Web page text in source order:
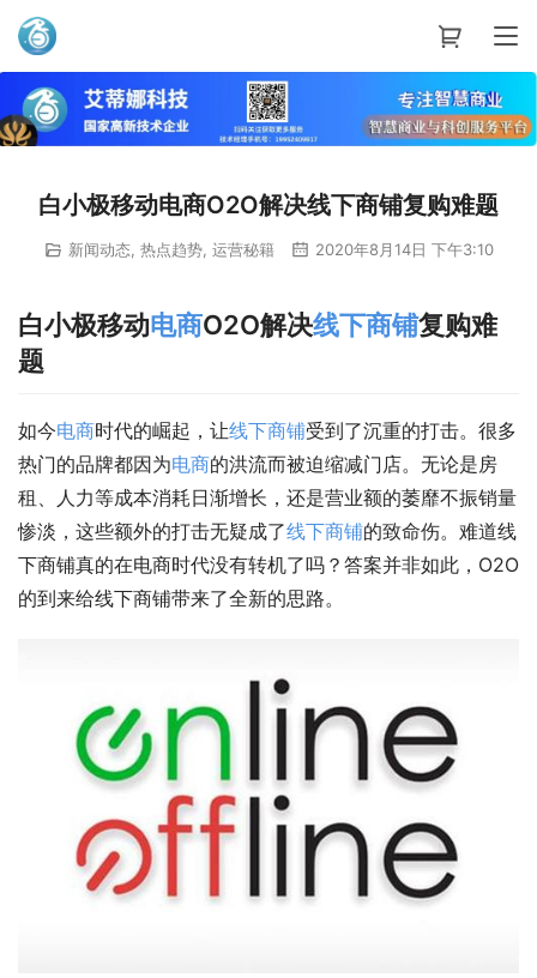
艾蒂娜科技
白小极移动电商O2O解决线下商铺复购难题
新闻动态, 热点趋势, 运营秘籍 2020年8月14日 下午3:10
白小极移动电商O2O解决线下商铺复购难
题
如今电商时代的崛起，让线下商铺受到了沉重的打击。很多
热门的品牌都因为电商的洪流而被迫缩减门店。无论是房
租、人力等成本消耗日渐增长，还是营业额的萎靡不振销量
惨淡，这些额外的打击无疑成了线下商铺的致命伤。难道线
下商铺真的在电商时代没有转机了吗？答案并非如此，O2O
的到来给线下商铺带来了全新的思路。